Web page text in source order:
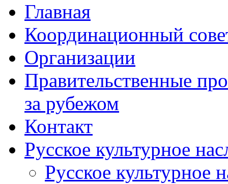
Главная
Координационный
Организации
Правительственные
за рубежом
Контакт
Русское культурное
Русское культурное